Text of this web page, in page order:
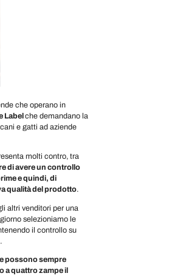
che operano in
Labelche demandano la
e gatti ad aziende
molti contro, tra
di avere un controllo
e quindi, di
qualità del prodotto.
altri venditori per una
selezioniamo le
il controllo su
possono sempre
a quattro zampe il